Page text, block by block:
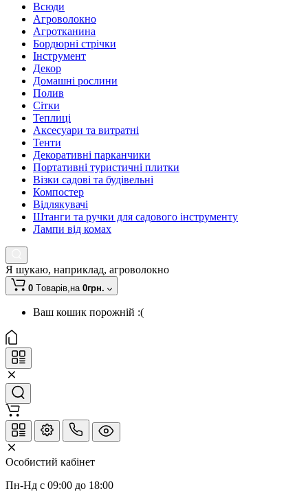
Всюди
Агроволокно
Агротканина
Бордюрні стрічки
Інструмент
Декор
Домашні рослини
Полив
Сітки
Теплиці
Аксесуари та витратні
Тенти
Декоративні парканчики
Портативні туристичні плитки
Візки садові та будівельні
Компостер
Відлякувачі
Штанги та ручки для садового інструменту
Лампи від комах
Я шукаю, наприклад, агроволокно
0 Tоварів,на 0грн.
Ваш кошик порожній :(
Особистий кабінет
Пн-Нд с 09:00 до 18:00